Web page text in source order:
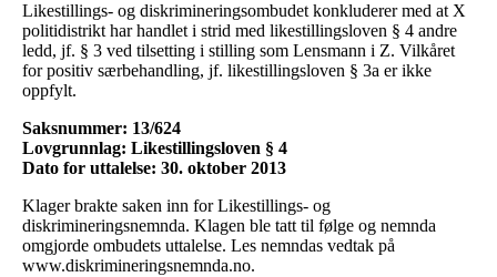
Likestillings- og diskrimineringsombudet konkluderer med at X
politidistrikt har handlet i strid med likestillingsloven § 4 andre
ledd, jf. § 3 ved tilsetting i stilling som Lensmann i Z. Vilkåret
for positiv særbehandling, jf. likestillingsloven § 3a er ikke
oppfylt.
Saksnummer: 13/624
Lovgrunnlag: Likestillingsloven § 4
Dato for uttalelse: 30. oktober 2013
Klager brakte saken inn for Likestillings- og
diskrimineringsnemnda. Klagen ble tatt til følge og nemnda
omgjorde ombudets uttalelse. Les nemndas vedtak på
www.diskrimineringsnemnda.no.